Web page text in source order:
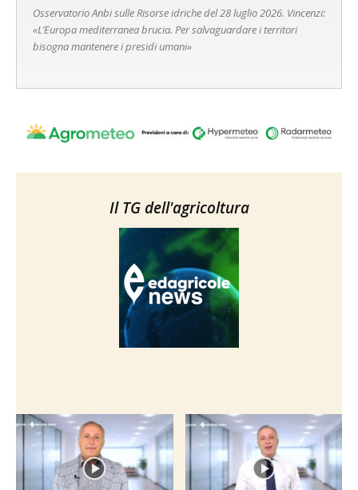
Osservatorio Anbi sulle Risorse idriche del 28 luglio 2026. Vincenzi:
«L’Europa mediterranea brucia. Per salvaguardare i territori
bisogna mantenere i presidi umani»
Il TG dell'agricoltura